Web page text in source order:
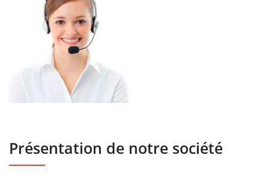
Présentation de notre société